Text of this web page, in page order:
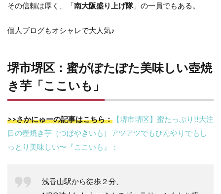
その信頼は厚く、「南大阪盛り上げ隊」の一員でもある。
個人ブログもオシャレで大人気♪
堺市堺区：蜜がぽたぽた美味しい壺焼
き芋「ここいも」
>>さかにゅーの記事はこちら： 【堺市堺区】蜜たっぷり!!大注
目の壺焼き芋（つぼやきいも）アツアツでもひんやりでもし
っとり美味しい〜『ここいも』：
浅香山駅から徒歩２分、